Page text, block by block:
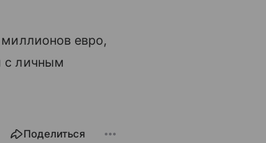
миллионов евро,
с личным
Поделиться